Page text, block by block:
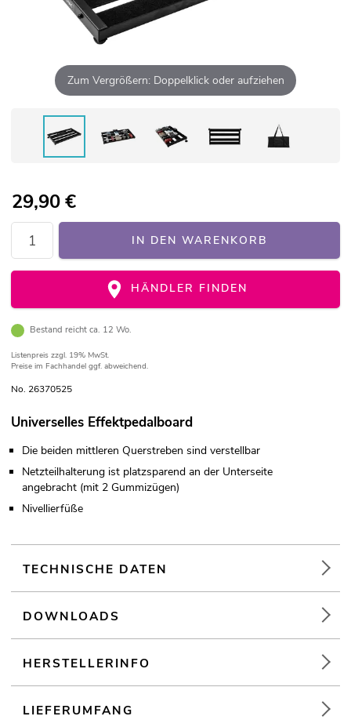
Zum Vergrößern: Doppelklick oder aufziehen
29,90€
IN DEN WARENKORB
HÄNDLER FINDEN
Bestand reicht ca. 12 Wo.
Listenpreis zzgl. 19% MwSt.
Preise im Fachhandel ggf. abweichend.
No. 26370525
Universelles Effektpedalboard
Die beiden mittleren Querstreben sind verstellbar
Netzteilhalterung ist platzsparend an der Unterseite
angebracht (mit 2 Gummizügen)
Nivellierfüße
TECHNISCHE DATEN
DOWNLOADS
HERSTELLERINFO
LIEFERUMFANG